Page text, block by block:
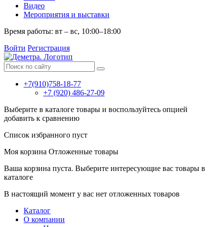
Видео
Мероприятия и выставки
Время работы: вт – вс, 10:00–18:00
Войти Регистрация
+7(910)758-18-77
+7 (920) 486-27-09
Выберите в каталоге товары и воспользуйтесь опцией
добавить к сравнению
Список избранного пуст
Моя корзина Отложенные товары
Ваша корзина пуста. Выберите интересующие вас товары в
каталоге
В настоящий момент у вас нет отложенных товаров
Каталог
О компании